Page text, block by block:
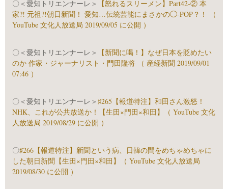
〇＜愛知トリエンナーレ＞
【怒れるスリーメン】Part42-② 本
家?! 元祖?!朝日新聞！ 愛知…伝統芸能にまさかの◯-POP？！ （
YouTube 文化人放送局 2019/09/05 に公開 ）
〇＜愛知トリエンナーレ＞
【新聞に喝！】なぜ日本を貶めたい
のか 作家・ジャーナリスト・門田隆将 （ 産経新聞 2019/09/01
07:46 ）
〇＜愛知トリエンナーレ＞ ♯265【報道特注】和田さん激怒！
NHK、これが公共放送か！【生田×門田×和田】（ YouTube 文化
人放送局 2019/08/29 に公開 ）
〇♯266【報道特注】新聞という病、日韓の間をめちゃめちゃに
した朝日新聞【生田×門田×和田】（ YouTube 文化人放送局
2019/08/30 に公開 ）